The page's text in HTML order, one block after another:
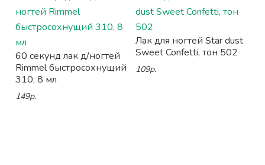
60 секунд лак д/ногтей
Rimmel быстросохнущий
310, 8 мл
149р.
Лак для ногтей Star dust
Sweet Confetti, тон 502
109р.